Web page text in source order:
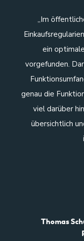
„Im
ein
vorgefunden.
genau die
viel darüber
übersichtlich
Thomas